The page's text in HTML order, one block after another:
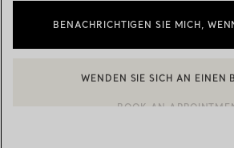
BENACHRICHTIGEN SIE MICH,
WENDEN SIE SICH AN EINEN